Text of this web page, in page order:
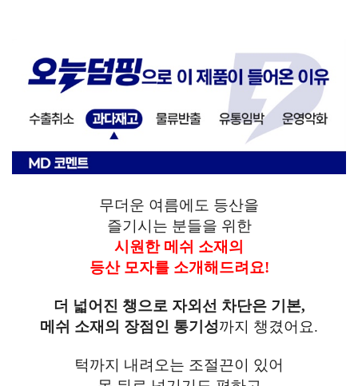
무더운 여름에도 등산을
즐기시는 분들을 위한
시원한 메쉬 소재의
등산 모자를 소개해드려요!
더 넓어진 챙으로 자외선 차단은 기본,
메쉬 소재의 장점인 통기성까지 챙겼어요.
턱까지 내려오는 조절끈이 있어